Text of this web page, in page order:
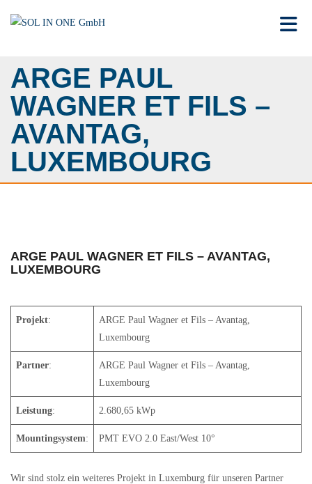
Toggle
ARGE PAUL
WAGNER ET FILS –
AVANTAG,
LUXEMBOURG
ARGE PAUL WAGNER ET FILS – AVANTAG,
LUXEMBOURG
Projekt:
ARGE Paul Wagner et Fils – Avantag,
Luxembourg
Partner:
ARGE Paul Wagner et Fils – Avantag,
Luxembourg
Leistung: 2.680,65 kWp
Mountingsystem: PMT EVO 2.0 East/West 10°
Wir sind stolz ein weiteres Projekt in Luxemburg für unseren Partner